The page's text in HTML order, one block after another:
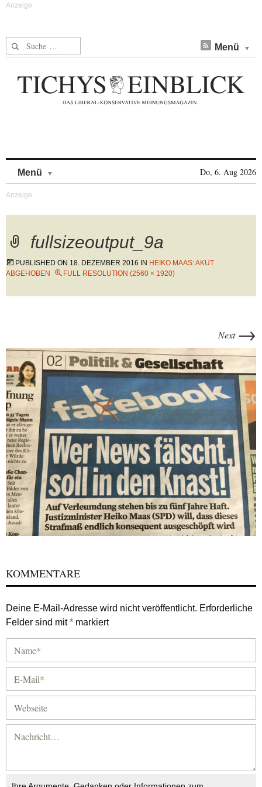
Suche nach: Menü
Menü Do, 6. Aug 2026
fullsizeoutput_9a
PUBLISHED ON 18. DEZEMBER 2016 IN HEIKO MAAS: AKUT
ABGEHOBEN
FULL RESOLUTION (2560 × 1920)
Next →
KOMMENTARE
Deine E-Mail-Adresse wird nicht veröffentlicht. Erforderliche
Felder sind mit* markiert